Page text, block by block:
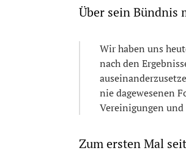
Über sein Bündnis
Wir haben uns
nach den
nie dagewesenen
Vereinigungen
Zum ersten Mal